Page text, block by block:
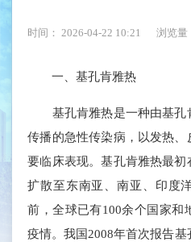
时间： 2026-04-22 10:21 浏览量
一、基孔肯雅热
基孔肯雅热是一种由基孔
传播的急性传染病，以发热
要临床表现。基孔肯雅热最
扩散至东南亚、南亚、印度
前，全球已有100余个国家和
疫情。我国2008年首次报告